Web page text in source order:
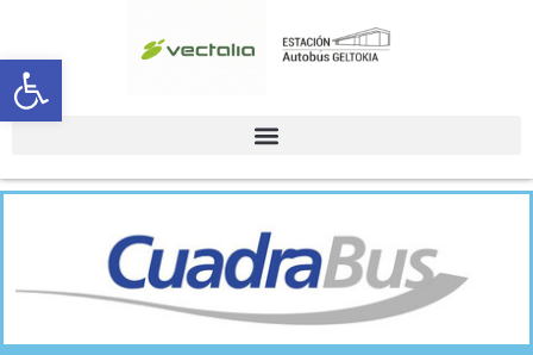
Abrir barra de herramientas